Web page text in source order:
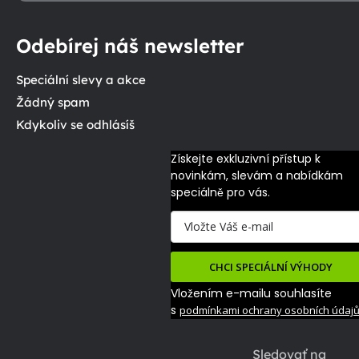
Sledovať na
Odebírej náš newsletter
Speciální slevy a akce
Žádný spam
Kdykoliv se odhlásíš
Získejte exkluzivní přístup k
novinkám, slevám a nabídkám
speciálně pro vás.
CHCI SPECIÁLNÍ VÝHODY
Vložením e-mailu souhlasíte
s podmínkami ochrany osobních údajů